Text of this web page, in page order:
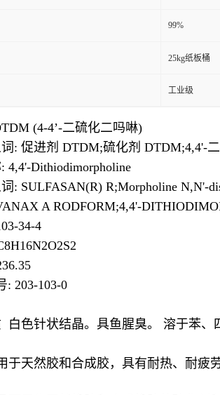
99%
25kg纸板桶
工业级
(4-4’-二硫化二吗啉)
: 促进剂 DTDM;硫化剂 DTDM;4,4'-
4,4'-Dithiodimorpholine
: SULFASAN(R) R;Morpholine
A RODFORM;4,4'-
34-4
: 203-103-0
白色针状结晶。具鱼腥臭。 溶于苯
于天然胶和合成胶，具有耐热、耐疲